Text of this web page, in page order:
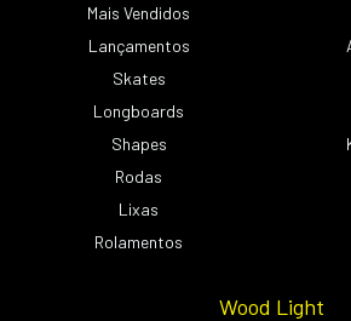
Mais Vendidos
Lançamentos
Skates
Longboards
Shapes
Rodas
Lixas
Rolamentos
Wood Light